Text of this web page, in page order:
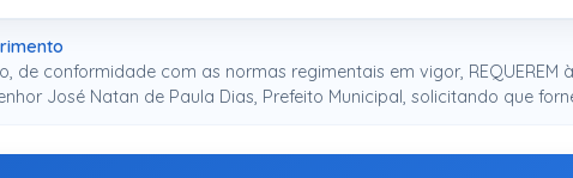
de conformidade com as normas regimentais em vigor,
José Natan de Paula Dias, Prefeito Municipal, solicitando que